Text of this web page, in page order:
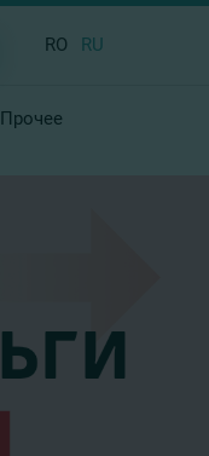
RO RU
Прочее